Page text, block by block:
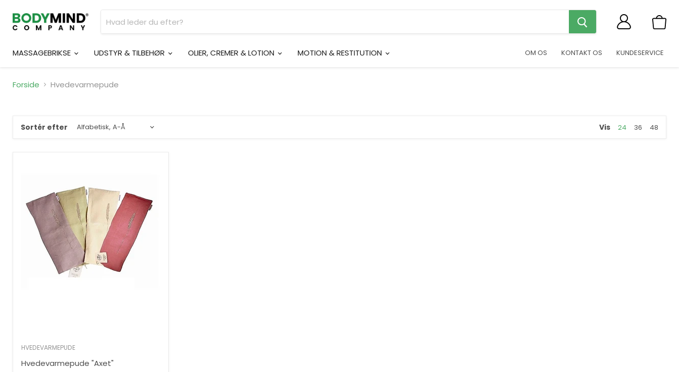
MASSAGEBRIKSE
UDSTYR & TILBEHØR OLIER, CREMER & LOTION MOTION & RESTITUTION OM OS KONTAKT OS KUNDESERVICE
Forside Hvedevarmepude
Sortér efter Vis 24 36 48
HVEDEVARMEPUDE
Hvedevarmepude "Axet"